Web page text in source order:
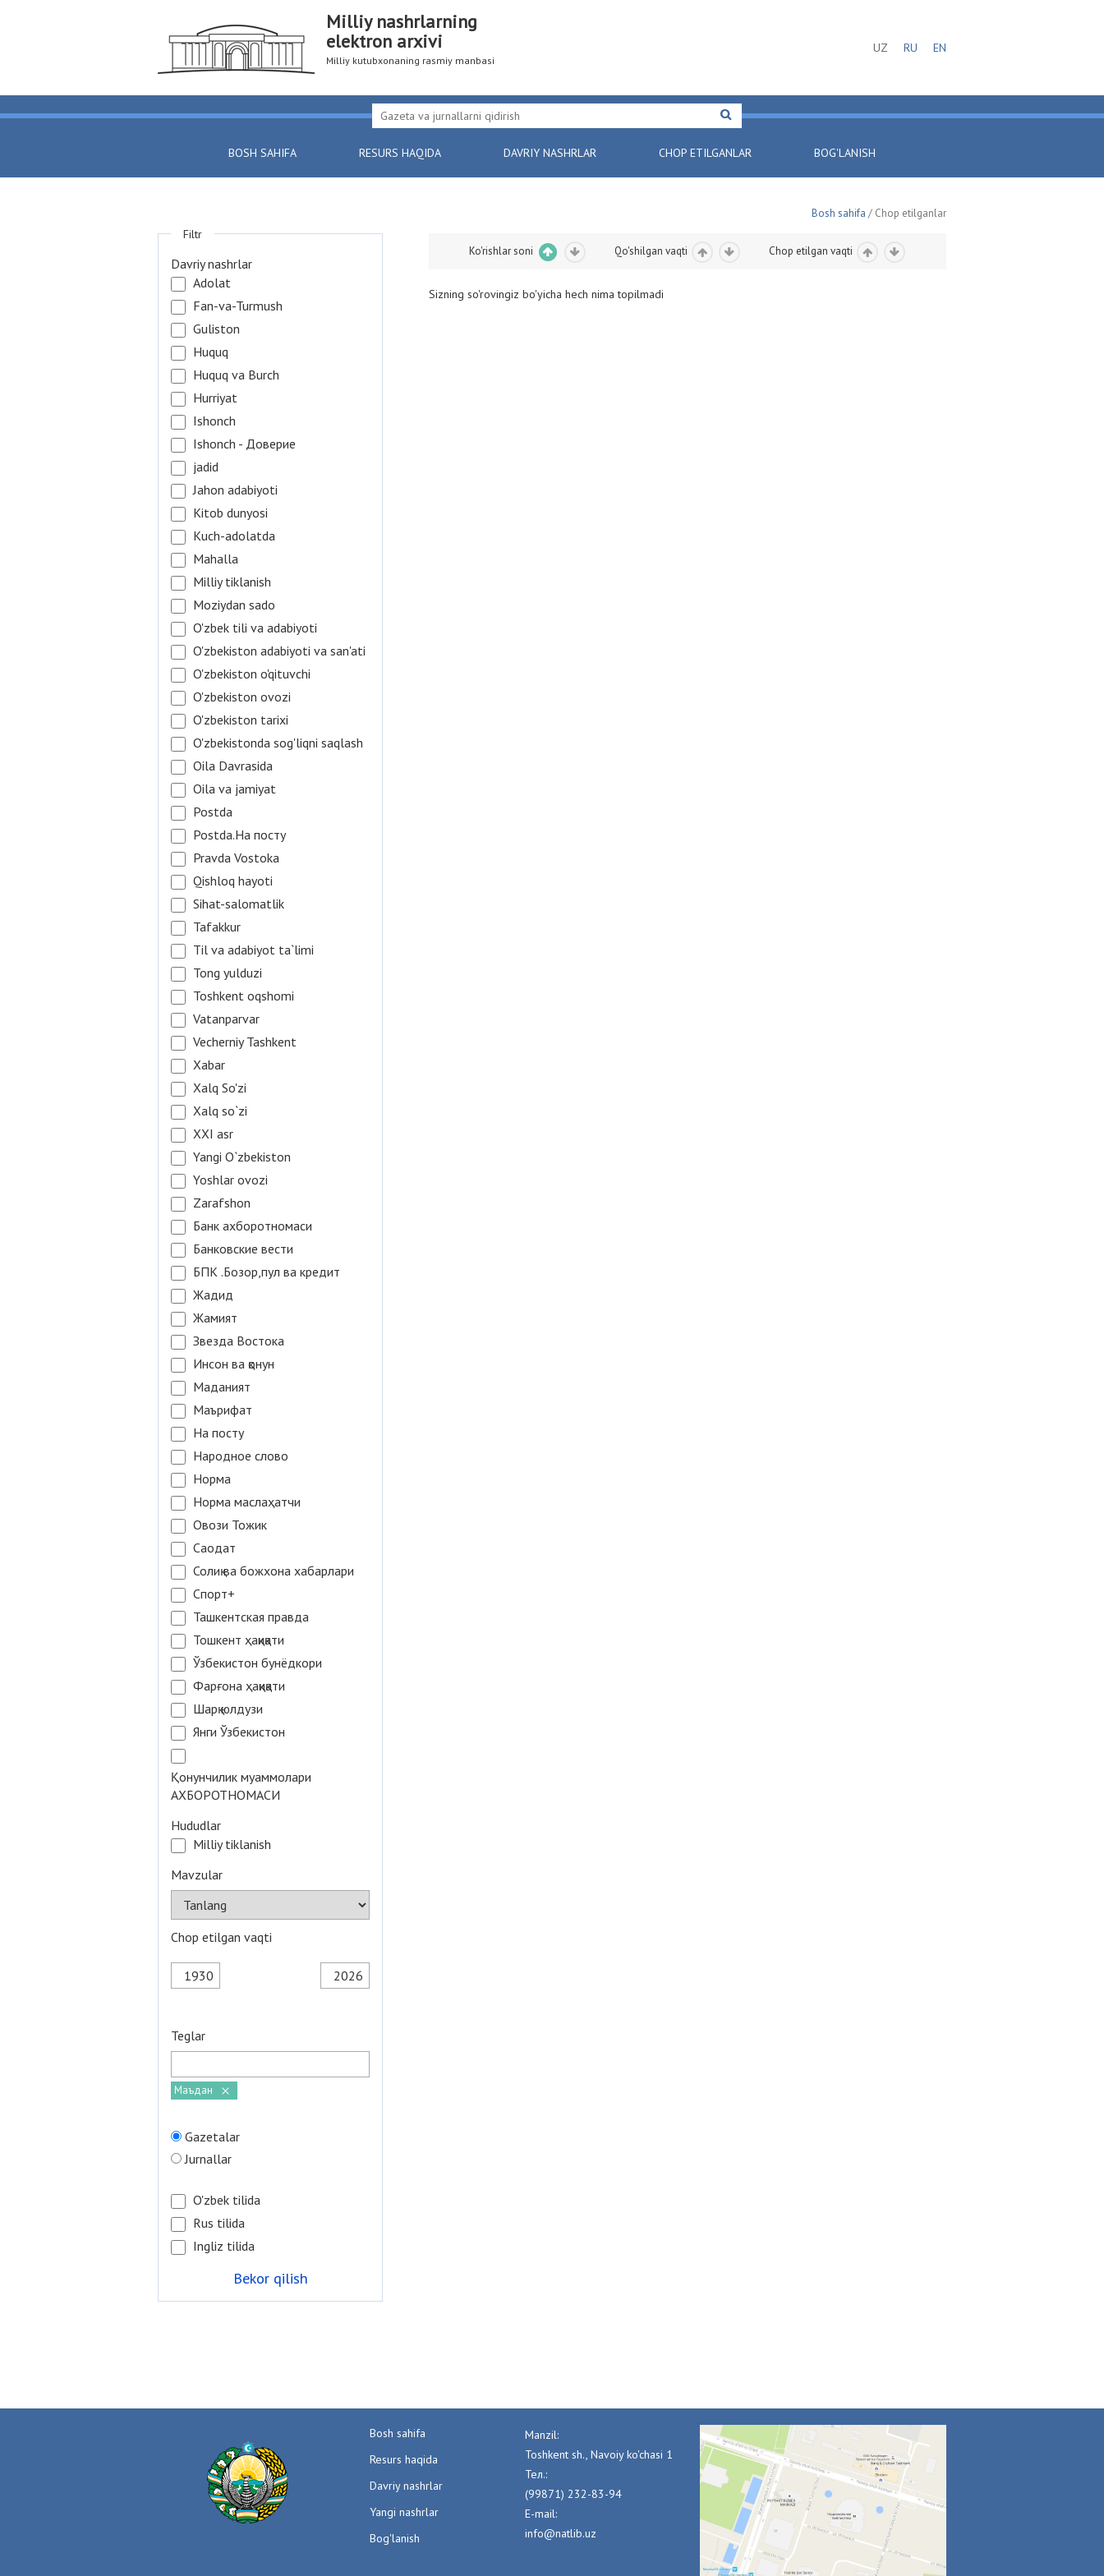
Milliy nashrlarning
elektron arxivi
Milliy kutubxonaning rasmiy manbasi
UZ RU EN
BOSH SAHIFA RESURS HAQIDA DAVRIY NASHRLAR CHOP ETILGANLAR BOG'LANISH
Bosh sahifa / Chop etilganlar
Ko'rishlar soni Qo'shilgan vaqti Chop etilgan vaqti
Sizning so'rovingiz bo'yicha hech nima topilmadi
Filtr
Davriy nashrlar
Adolat
Fan-va-Turmush
Guliston
Huquq
Huquq va Burch
Hurriyat
Ishonch
Ishonch - Доверие
jadid
Jahon adabiyoti
Kitob dunyosi
Kuch-adolatda
Mahalla
Milliy tiklanish
Moziydan sado
O'zbek tili va adabiyoti
O'zbekiston adabiyoti va san'ati
O'zbekiston o'qituvchi
O'zbekiston ovozi
O'zbekiston tarixi
O'zbekistonda sog'liqni saqlash
Oila Davrasida
Oila va jamiyat
Postda
Postda.На посту
Pravda Vostoka
Qishloq hayoti
Sihat-salomatlik
Tafakkur
Til va adabiyot ta`limi
Tong yulduzi
Toshkent oqshomi
Vatanparvar
Vecherniy Tashkent
Xabar
Xalq So'zi
Xalq so`zi
XXI asr
Yangi O`zbekiston
Yoshlar ovozi
Zarafshon
Банк ахборотномаси
Банковские вести
БПК .Бозор,пул ва кредит
Жадид
Жамият
Звезда Востока
Инсон ва қонун
Маданият
Маърифат
На посту
Народное слово
Норма
Норма маслаҳатчи
Овози Тожик
Саодат
Солиқ ва божхона хабарлари
Спорт+
Ташкентская правда
Тошкент ҳақиқати
Ўзбекистон бунёдкори
Фарғона ҳақиқати
Шарқ юлдузи
Янги Ўзбекистон
Қонунчилик муаммолари
АХБОРОТНОМАСИ
Hududlar
Milliy tiklanish
Mavzular
Chop etilgan vaqti
Teglar
Маъдан
Gazetalar
Jurnallar
O'zbek tilida
Rus tilida
Ingliz tilida
Bekor qilish
Bosh sahifa
Resurs haqida
Davriy nashrlar
Yangi nashrlar
Bog'lanish
Manzil:
Toshkent sh., Navoiy ko'chasi 1
Тел.:
(99871) 232-83-94
E-mail:
info@natlib.uz